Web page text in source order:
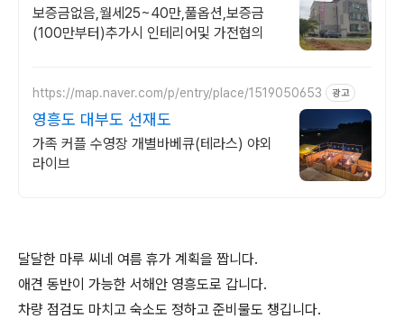
추가시 맞춤 인테리어
보증금없음,월세25~40만,풀옵션,보증금
(100만부터)추가시 인테리어및 가전협의
https://map.naver.com/p/entry/place/1519050653 광고
영흥도 대부도 선재도
가족 커플 수영장 개별바베큐(테라스) 야외
라이브
달달한 마루 씨네 여름 휴가 계획을 짭니다.
애견 동반이 가능한 서해안 영흥도로 갑니다.
차량 점검도 마치고 숙소도 정하고 준비물도 챙깁니다.